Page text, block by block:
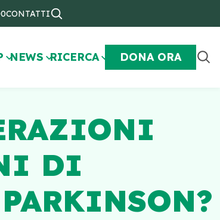
CONTATTI
NEWS RICERCA DONA ORA
DI